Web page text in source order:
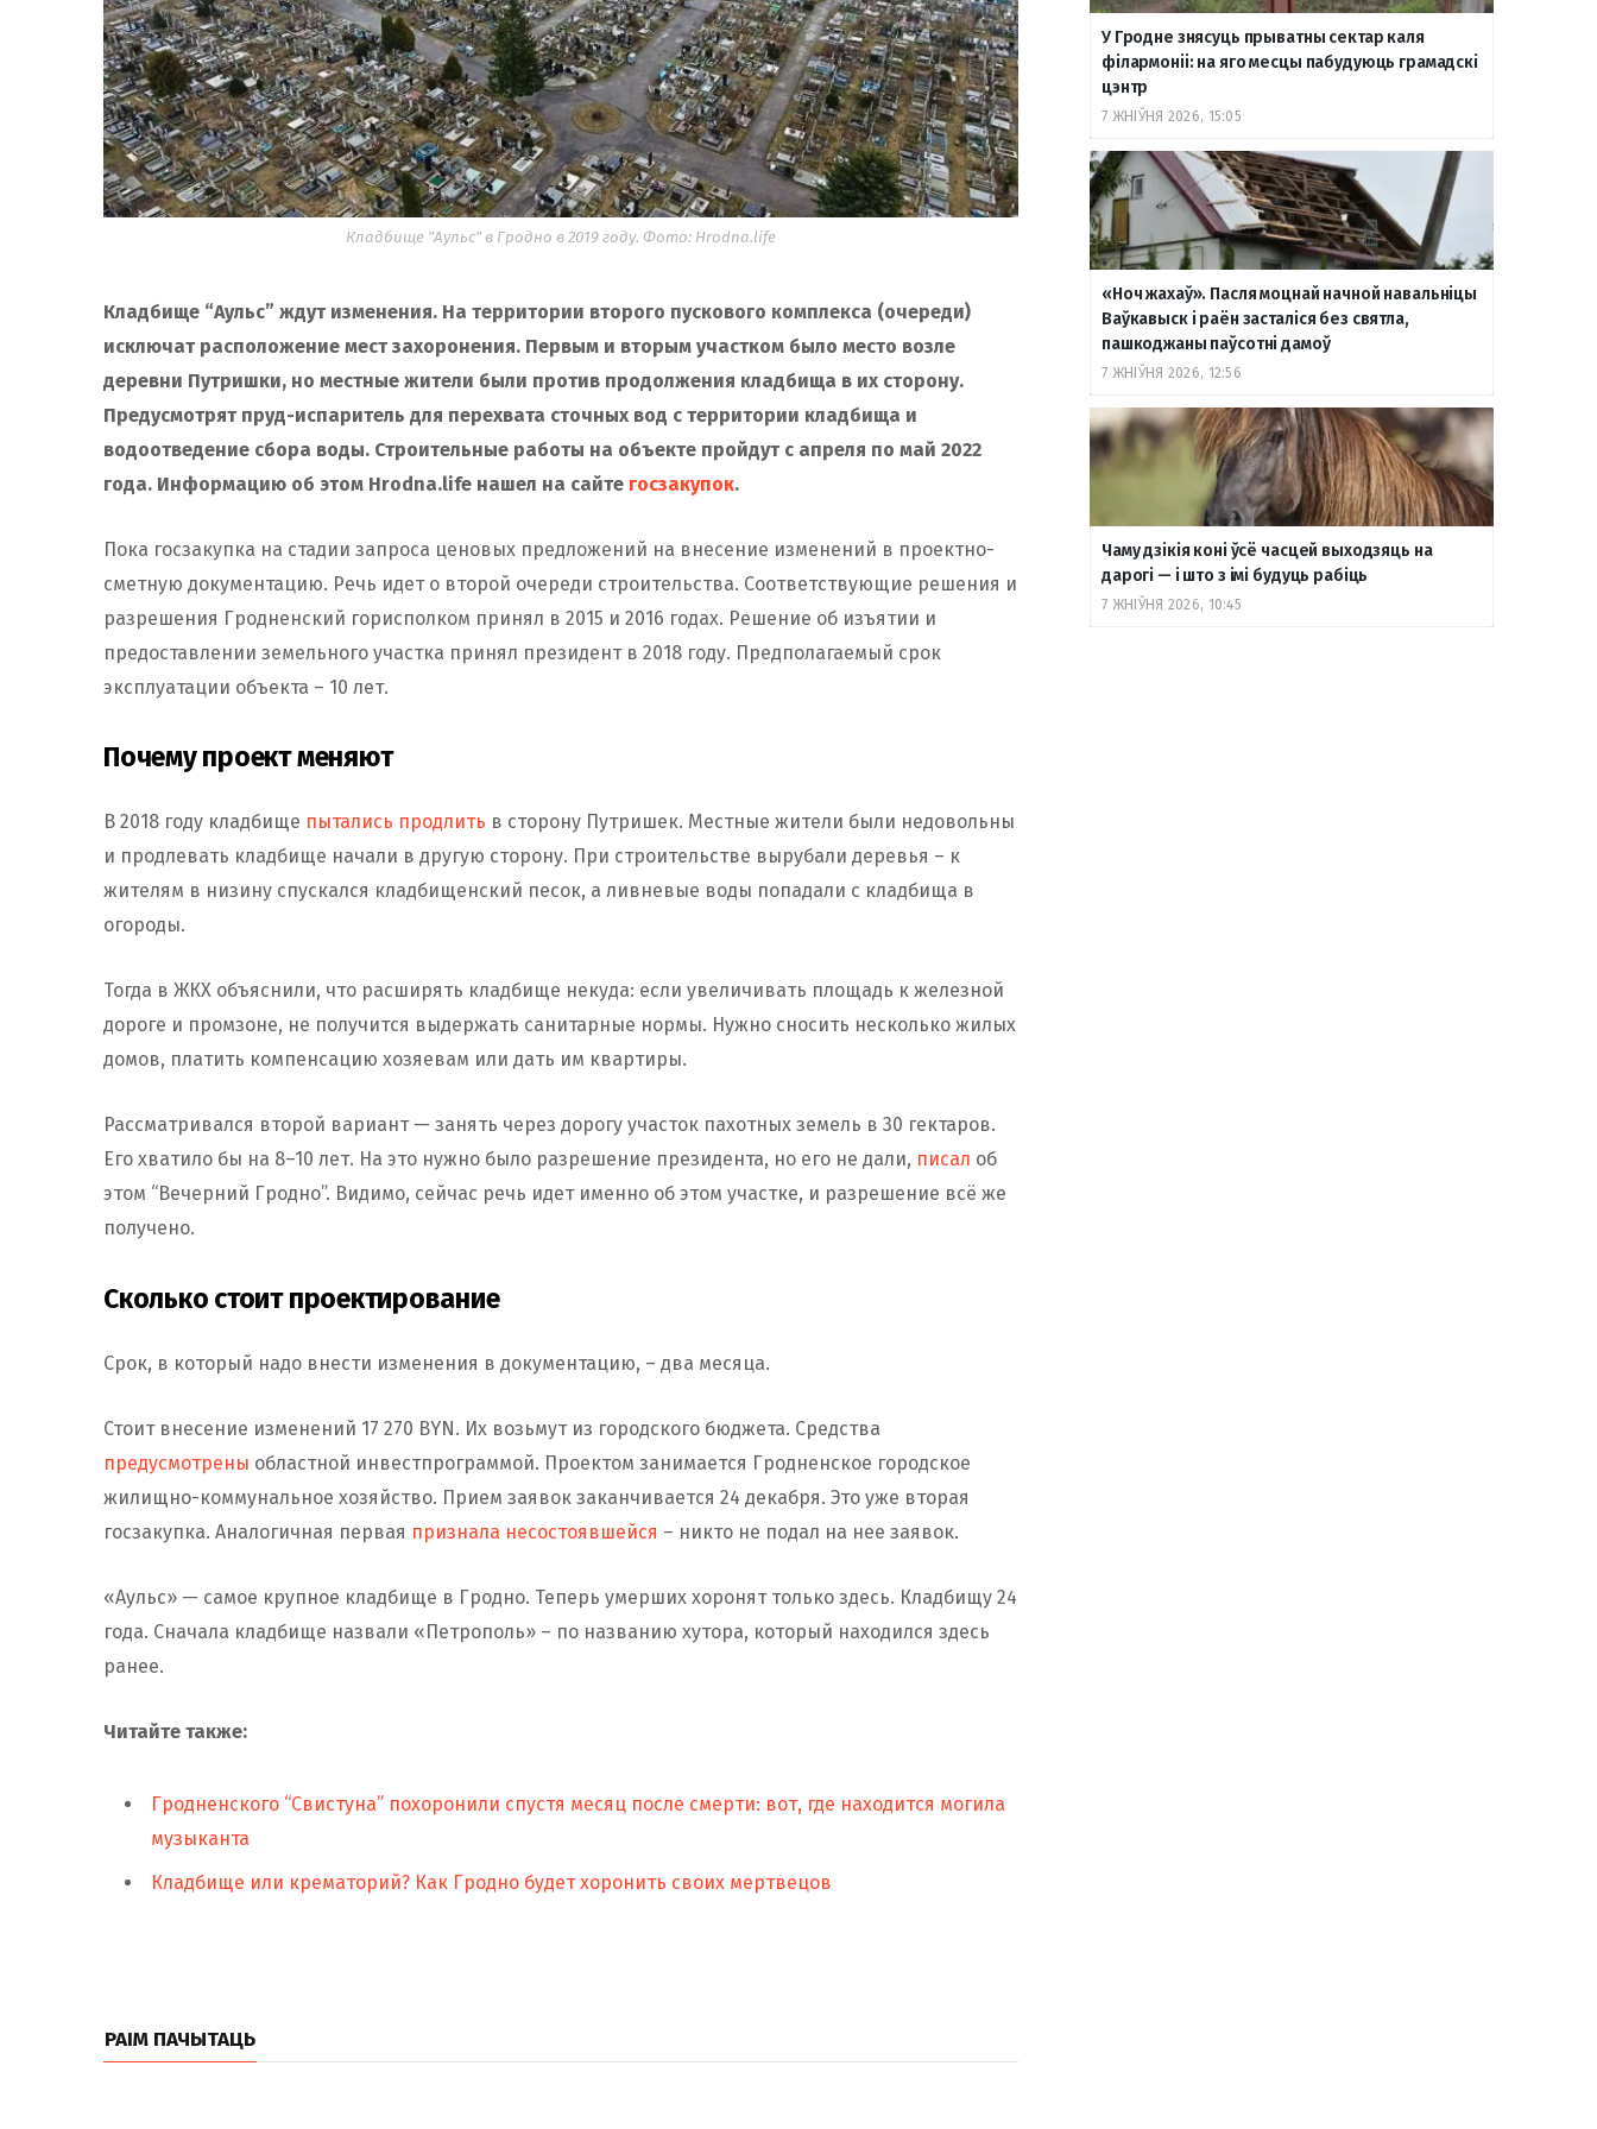
Кладбище "Аульс" в Гродно в 2019 году. Фото: Hrodna.life
Кладбище “Аульс” ждут изменения. На территории второго пускового комплекса (очереди)
исключат расположение мест захоронения. Первым и вторым участком было место возле
деревни Путришки, но местные жители были против продолжения кладбища в их сторону.
Предусмотрят пруд-испаритель для перехвата сточных вод с территории кладбища и
водоотведение сбора воды. Строительные работы на объекте пройдут с апреля по май 2022
года. Информацию об этом Hrodna.life нашел на сайте госзакупок.
Пока госзакупка на стадии запроса ценовых предложений на внесение изменений в проектно-
сметную документацию. Речь идет о второй очереди строительства. Соответствующие решения и
разрешения Гродненский горисполком принял в 2015 и 2016 годах. Решение об изъятии и
предоставлении земельного участка принял президент в 2018 году. Предполагаемый срок
эксплуатации объекта – 10 лет.
Почему проект меняют
В 2018 году кладбище пытались продлить в сторону Путришек. Местные жители были недовольны
и продлевать кладбище начали в другую сторону. При строительстве вырубали деревья – к
жителям в низину спускался кладбищенский песок, а ливневые воды попадали с кладбища в
огороды.
Тогда в ЖКХ объяснили, что расширять кладбище некуда: если увеличивать площадь к железной
дороге и промзоне, не получится выдержать санитарные нормы. Нужно сносить несколько жилых
домов, платить компенсацию хозяевам или дать им квартиры.
Рассматривался второй вариант — занять через дорогу участок пахотных земель в 30 гектаров.
Его хватило бы на 8–10 лет. На это нужно было разрешение президента, но его не дали, писал об
этом “Вечерний Гродно”. Видимо, сейчас речь идет именно об этом участке, и разрешение всё же
получено.
Сколько стоит проектирование
Срок, в который надо внести изменения в документацию, – два месяца.
Стоит внесение изменений 17 270 BYN. Их возьмут из городского бюджета. Средства
предусмотрены областной инвестпрограммой. Проектом занимается Гродненское городское
жилищно-коммунальное хозяйство. Прием заявок заканчивается 24 декабря. Это уже вторая
госзакупка. Аналогичная первая признала несостоявшейся – никто не подал на нее заявок.
«Аульс» — самое крупное кладбище в Гродно. Теперь умерших хоронят только здесь. Кладбищу 24
года. Сначала кладбище назвали «Петрополь» – по названию хутора, который находился здесь
ранее.
Читайте также:
Гродненского “Свистуна” похоронили спустя месяц после смерти: вот, где находится могила
музыканта
Кладбище или крематорий? Как Гродно будет хоронить своих мертвецов
РАІМ ПАЧЫТАЦЬ
У Гродне знясуць прыватны сектар каля
філармоніі: на яго месцы пабудуюць грамадскі
цэнтр
7 ЖНІЎНЯ 2026, 15:05
«Ноч жахаў». Пасля моцнай начной навальніцы
Ваўкавыск і раён засталіся без святла,
пашкоджаны паўсотні дамоў
7 ЖНІЎНЯ 2026, 12:56
Чаму дзікія коні ўсё часцей выходзяць на
дарогі — і што з імі будуць рабіць
7 ЖНІЎНЯ 2026, 10:45